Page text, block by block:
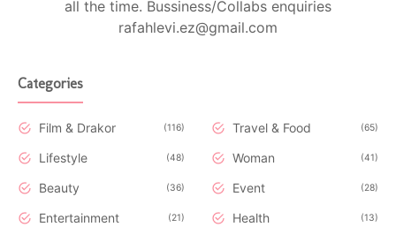
all the time. Bussiness/Collabs enquiries
rafahlevi.ez@gmail.com
Categories
Film & Drakor 116 Travel & Food 65
Lifestyle 48 Woman 41
Beauty 36 Event 28
Entertainment 21 Health 13